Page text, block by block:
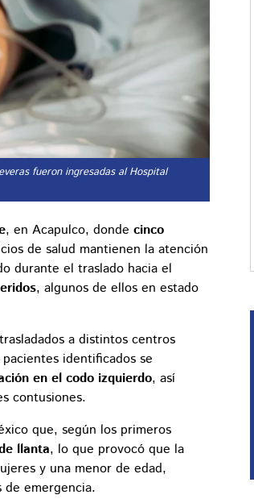
fueron ingresadas al Hospital
, en Acapulco, donde cinco
de salud mantienen la atención
durante el traslado hacia el
, algunos de ellos en estado
a distintos centros
identificados se
en el codo izquierdo, así
contusiones.
que, según los primeros
llanta, lo que provocó que la
y una menor de edad,
emergencia.